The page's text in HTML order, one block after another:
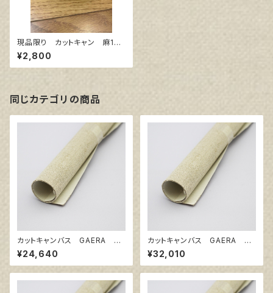
現品限り カットキャン 麻10
0％ F8 (5枚組)
¥2,800
同じカテゴリの商品
カットキャンバス GAERA BA
F120
¥24,640
カットキャンバス GAERA BA
F130
¥32,010